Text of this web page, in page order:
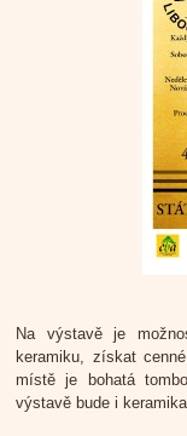
Na výstavě je
keramiku, získat
místě je bohatá
výstavě bude i